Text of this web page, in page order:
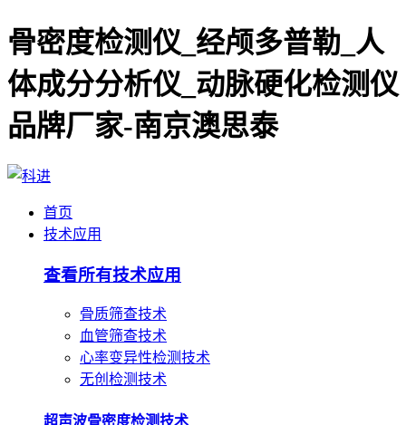
骨密度检测仪_经颅多普勒_人
体成分分析仪_动脉硬化检测仪
品牌厂家-南京澳思泰
首页
技术应用
查看所有技术应用
骨质筛查技术
血管筛查技术
心率变异性检测技术
无创检测技术
超声波骨密度检测技术